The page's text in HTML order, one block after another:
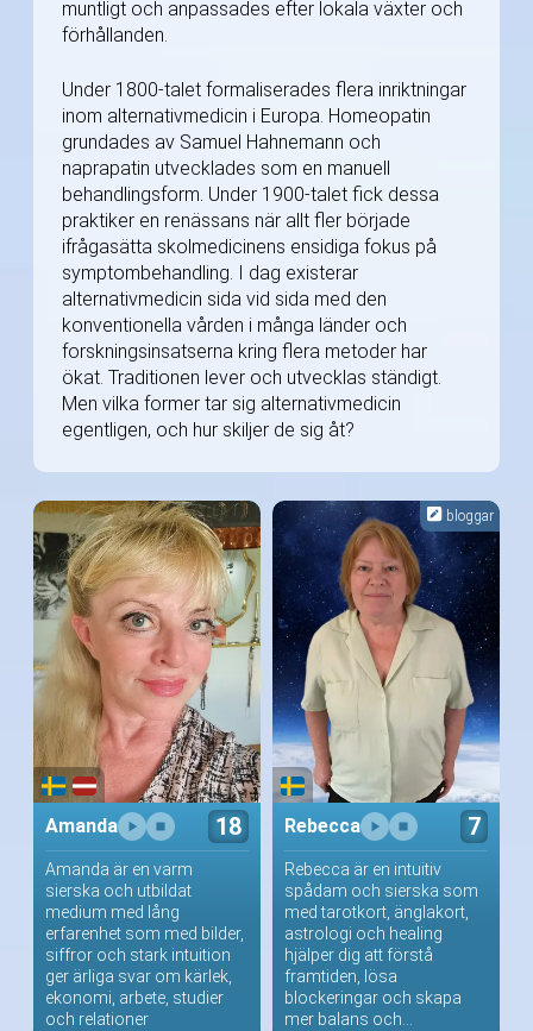
muntligt och anpassades efter lokala växter och
förhållanden.
Under 1800-talet formaliserades flera inriktningar
inom alternativmedicin i Europa. Homeopatin
grundades av Samuel Hahnemann och
naprapatin utvecklades som en manuell
behandlingsform. Under 1900-talet fick dessa
praktiker en renässans när allt fler började
ifrågasätta skolmedicinens ensidiga fokus på
symptombehandling. I dag existerar
alternativmedicin sida vid sida med den
konventionella vården i många länder och
forskningsinsatserna kring flera metoder har
ökat. Traditionen lever och utvecklas ständigt.
Men vilka former tar sig alternativmedicin
egentligen, och hur skiljer de sig åt?
Amanda 18
Amanda är en varm
sierska och utbildat
medium med lång
erfarenhet som med bilder,
siffror och stark intuition
ger ärliga svar om kärlek,
ekonomi, arbete, studier
och relationer
bloggar
Rebecca 7
Rebecca är en intuitiv
spådam och sierska som
med tarotkort, änglakort,
astrologi och healing
hjälper dig att förstå
framtiden, lösa
blockeringar och skapa
mer balans och...